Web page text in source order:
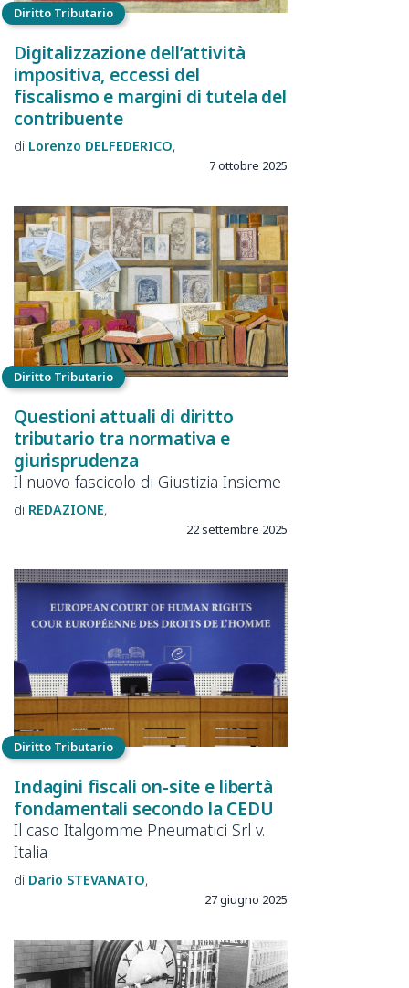
Diritto Tributario
Digitalizzazione dell’attività
impositiva, eccessi del
fiscalismo e margini di tutela del
contribuente
Lorenzo DELFEDERICO
7 ottobre 2025
Diritto Tributario
Questioni attuali di diritto
tributario tra normativa e
giurisprudenza
Il nuovo fascicolo di Giustizia Insieme
REDAZIONE
22 settembre 2025
Diritto Tributario
Indagini fiscali on-site e libertà
fondamentali secondo la CEDU
Il caso Italgomme Pneumatici Srl v.
Italia
Dario STEVANATO
27 giugno 2025